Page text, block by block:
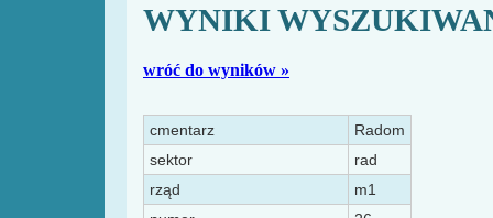
WYNIKI
wróć do wyników »
cmentarz
Radom
sektor
rad
rząd
m1